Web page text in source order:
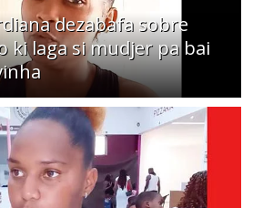
dezabafa sobre
ki laga si mudjer pa bai